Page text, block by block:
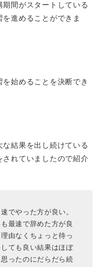
間がスタートしている
進めることができま
始めることを決断でき
結果を出し続けている
れていましたので紹介
でやった方が良い。
最速で辞めた方が良
由なくちょっと待っ
ても良い結果はほぼ
ったのにだらだら続